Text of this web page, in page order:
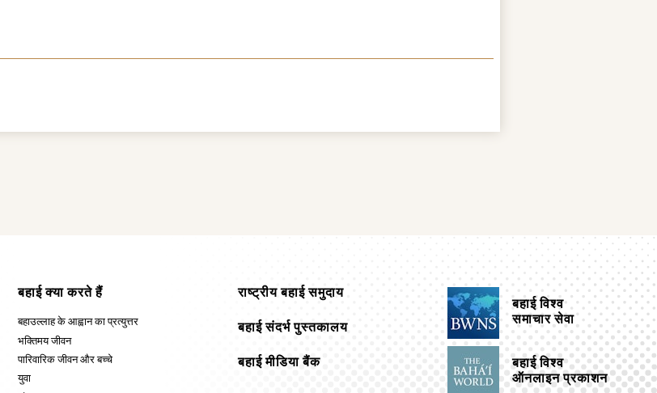
बहाई क्या करते हैं
बहाउल्लाह के आह्वान का प्रत्युत्तर
भक्तिमय जीवन
पारिवारिक जीवन और बच्चे
युवा
राष्ट्रीय बहाई समुदाय
बहाई संदर्भ पुस्तकालय
बहाई मीडिया बैंक
बहाई विश्व
समाचार सेवा
बहाई विश्व
ऑनलाइन प्रकाशन